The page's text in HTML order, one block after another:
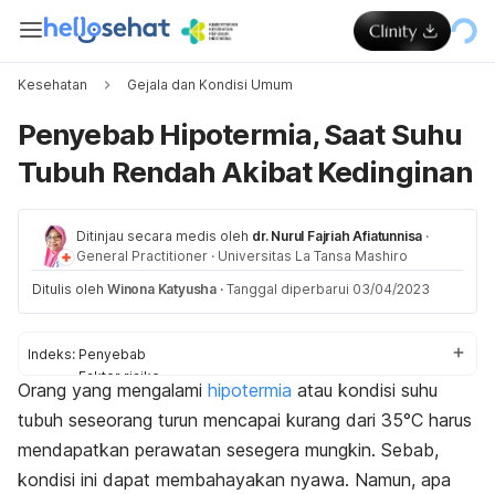
Kesehatan Gejala dan Kondisi Umum
Penyebab Hipotermia, Saat Suhu
Tubuh Rendah Akibat Kedinginan
Ditinjau secara medis oleh dr. Nurul Fajriah Afiatunnisa ·
General Practitioner · Universitas La Tansa Mashiro
Ditulis oleh Winona Katyusha · Tanggal diperbarui 03/04/2023
Indeks: Penyebab
Faktor risiko
Pencegahan
Orang yang mengalami hipotermia atau kondisi suhu
tubuh seseorang turun mencapai kurang dari 35°C harus
mendapatkan perawatan sesegera mungkin. Sebab,
kondisi ini dapat membahayakan nyawa. Namun, apa